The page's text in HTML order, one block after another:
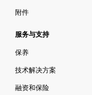
附件
服务与支持
保养
技术解决方案
融资和保险